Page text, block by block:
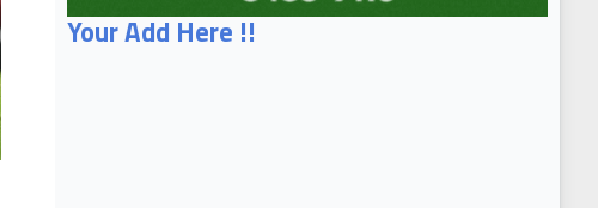
Your Add Here !!